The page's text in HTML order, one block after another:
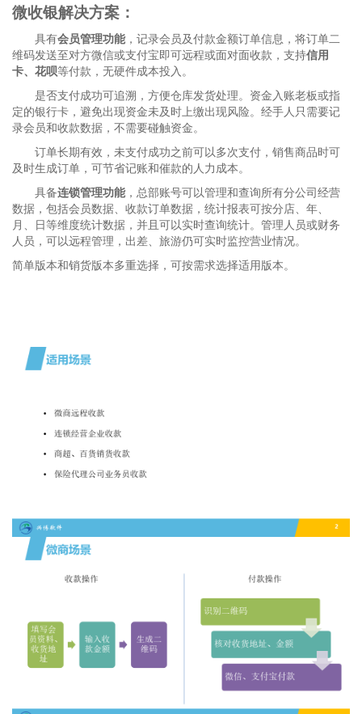
微收银解决方案：
具有会员管理功能，记录会员及付款金额订单信息，将订单二
维码发送至对方微信或支付宝即可远程或面对面收款，支持信用
卡、花呗等付款，无硬件成本投入。
是否支付成功可追溯，方便仓库发货处理。资金入账老板或指
定的银行卡，避免出现资金未及时上缴出现风险。经手人只需要记
录会员和收款数据，不需要碰触资金。
订单长期有效，未支付成功之前可以多次支付，销售商品时可
及时生成订单，可节省记账和催款的人力成本。
具备连锁管理功能，总部账号可以管理和查询所有分公司经营
数据，包括会员数据、收款订单数据，统计报表可按分店、年、
月、日等维度统计数据，并且可以实时查询统计。管理人员或财务
人员，可以远程管理，出差、旅游仍可实时监控营业情况。
简单版本和销货版本多重选择，可按需求选择适用版本。